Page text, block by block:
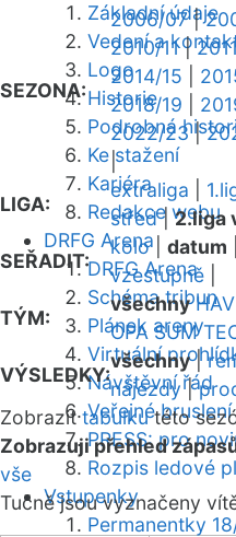
Základní údaje
Vedení a
Logo
Historie
Podrobná
Ke stažení
Kariéra
Redakce webu
DRFG Arena
DRFG Arena
Schéma tribun
Plánek areny
Virtuální
Návštěvní řád
Veřejné bruslení
PRESS: pro
Rozpis ledové
Vstupenky
Permanentky
SEZONA:
2006/07|
2010/11|
2014/15
2018/19
2022/23|
|
LIGA:
extraliga
střed|2.liga
SEŘADIT:
kolo| datum
vzestupně
TÝM:
všechny HAV
OPA SUM
VÝSLEDKY:
všechny|
nájezdy|
Zobrazittabulkutéto
Zobrazuji přehled
vše
Tučně jsou vyznačeny